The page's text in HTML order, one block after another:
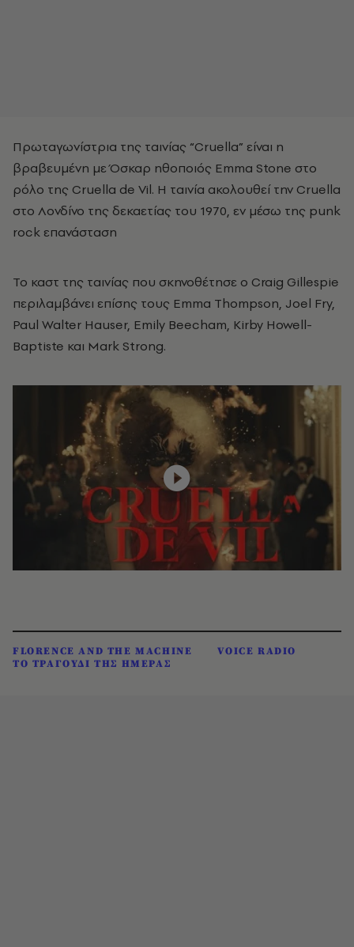
Πρωταγωνίστρια της ταινίας “Cruella” είναι η
βραβευμένη με Όσκαρ ηθοποιός Emma Stone στο
ρόλο της Cruella de Vil. Η ταινία ακολουθεί την Cruella
στο Λονδίνο της δεκαετίας του 1970, εν μέσω της punk
rock επανάσταση
Το καστ της ταινίας που σκηνοθέτησε ο Craig Gillespie
περιλαμβάνει επίσης τους Emma Thompson, Joel Fry,
Paul Walter Hauser, Emily Beecham, Kirby Howell-
Baptiste και Mark Strong.
FLORENCE AND THE MACHINE
VOICE RADIO
ΤΟ ΤΡΑΓΟΥΔΙ ΤΗΣ ΗΜΕΡΑΣ